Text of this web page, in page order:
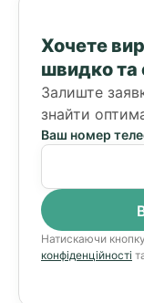
Хочете
швидко та
Залиште
знайти
Ваш номер
Натискаючи
конфіденційності